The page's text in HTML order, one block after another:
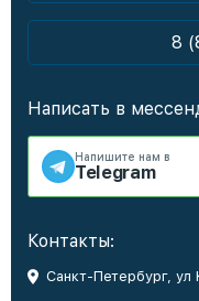
8
Написать в
Напишите нам в
Telegram
Контакты:
Санкт-Петербург, ул